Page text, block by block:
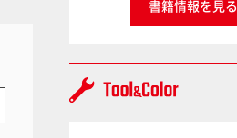
書籍情報を見る